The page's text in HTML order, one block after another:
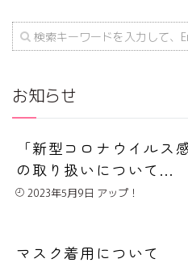
お知らせ
「新型コロナウイルス
の取り扱いについて...
2023年5月9日
マスク着用について